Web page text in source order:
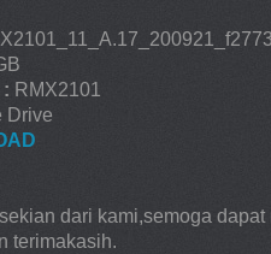
RMX2101
Drive
dari kami,semoga
terimakasih.